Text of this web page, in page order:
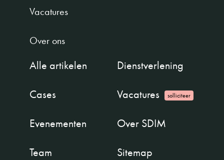
Vacatures
Over ons
Alle artikelen
Dienstverlening
Cases
Vacatures solliciteer
Evenementen
Over SDIM
Team
Sitemap